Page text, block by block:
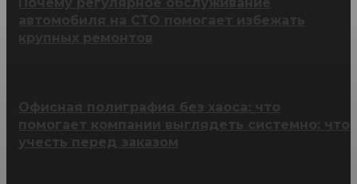
помогает компании выглядеть системно: что
учесть перед заказом